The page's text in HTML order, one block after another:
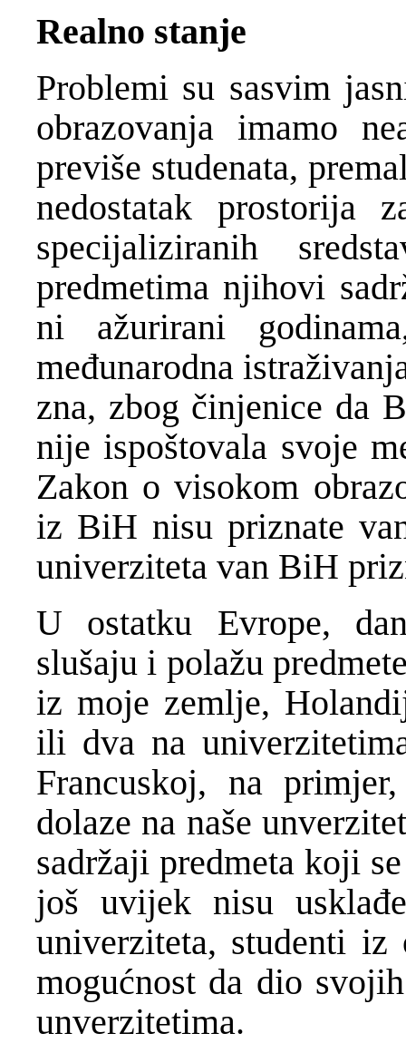
Realno stanje
Problemi su sasvim
obrazovanja imamo
previše studenata,
nedostatak prostorija
specijaliziranih
predmetima njihovi
ni ažurirani
međunarodna
zna, zbog činjenice da
nije ispoštovala svoje
Zakon o visokom
iz BiH nisu priznate
univerziteta van BiH
U ostatku Evrope,
slušaju i polažu
iz moje zemlje,
ili dva na
Francuskoj, na
dolaze na naše
sadržaji predmeta koji
još uvijek nisu
univerziteta, studenti
mogućnost da dio
unverzitetima.